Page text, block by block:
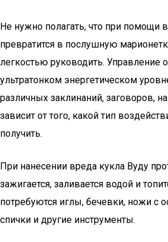
Не нужно полагать, что при помощи
превратится в послушную
легкостью руководить. Управление
ультратонком энергетическом
различных заклинаний, заговоров,
зависит от того, какой тип
получить.
При нанесении вреда кукла Вуду
зажигается, заливается водой и
потребуются иглы, бечевки, ножи с
спички и другие инструменты.